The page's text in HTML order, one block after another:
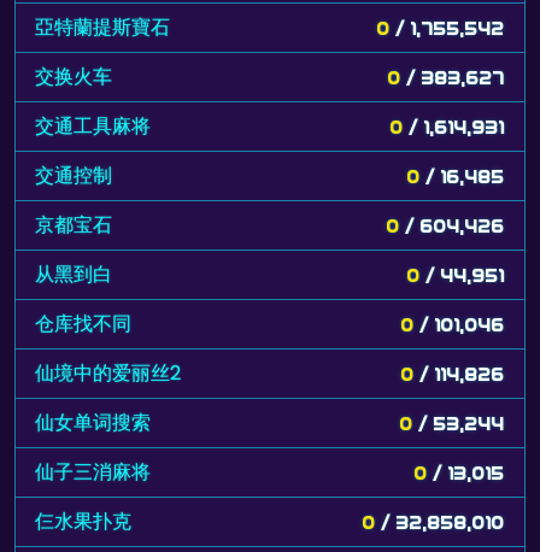
亞特蘭提斯寶石 0 / 1,755,542
交换火车 0 / 383,627
交通工具麻将 0 / 1,614,931
交通控制 0 / 16,485
京都宝石 0 / 604,426
从黑到白 0 / 44,951
仓库找不同 0 / 101,046
仙境中的爱丽丝2 0 / 114,826
仙女单词搜索 0 / 53,244
仙子三消麻将 0 / 13,015
仨水果扑克 0 / 32,858,010